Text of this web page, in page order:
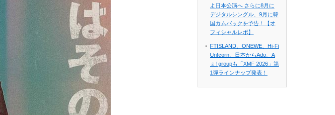
よ日本公演へ さらに8月に
デジタルシングル、9月に韓
国カムバックを予告！【オ
フィシャルレポ】
FTISLAND、ONEWE、Hi-Fi
Un!corn、日本からAdo、A
ぇ! groupも「XMF 2026」第
1弾ラインナップ発表！